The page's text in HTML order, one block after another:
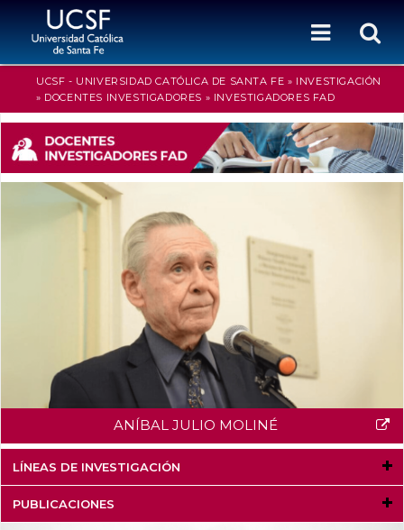
UCSF - UNIVERSIDAD CATÓLICA DE SANTA FE » INVESTIGACIÓN
» DOCENTES INVESTIGADORES » INVESTIGADORES FAD
ANÍBAL JULIO MOLINÉ
LÍNEAS DE INVESTIGACIÓN
PUBLICACIONES